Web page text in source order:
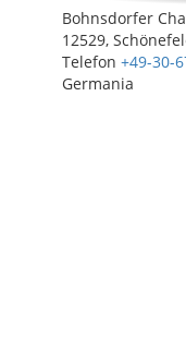
Bohnsdorfer
12529,
Telefon +49-30-
Germania